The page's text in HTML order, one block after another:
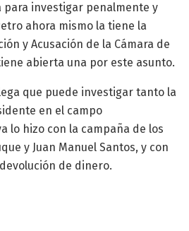
para investigar penalmente y
ahora mismo la tiene la
y Acusación de la Cámara de
abierta una por este asunto.
que puede investigar tanto la
en el campo
lo hizo con la campaña de los
y Juan Manuel Santos, y con
de dinero.